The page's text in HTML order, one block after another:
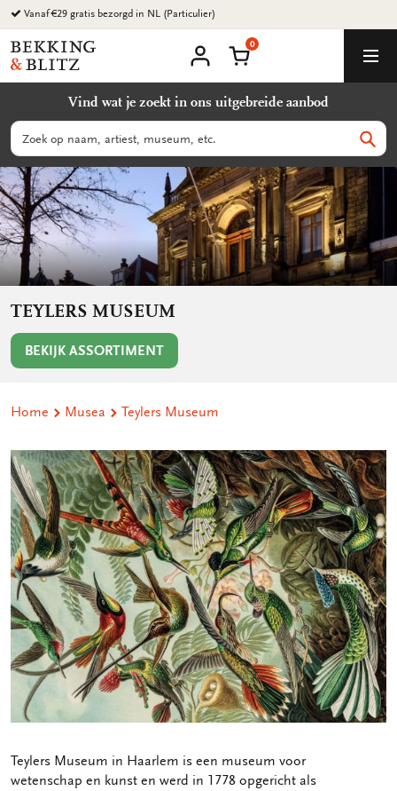
Ga
naar
content
Vanaf €29 gratis bezorgd in NL (Particulier)
Bekking
&
B.V.
account
Winkelmand
0
Vind wat je zoekt in ons uitgebreide aanbod
Zoeken
TEYLERS MUSEUM
BEKIJK ASSORTIMENT
Home Musea Teylers Museum
Teylers Museum in Haarlem is een museum voor
wetenschap en kunst en werd in 1778 opgericht als